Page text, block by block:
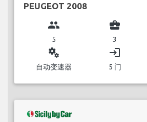
PEUGEOT 2008
group
5
business_center
3
miscellaneous_services
自动变速器
login
5 门